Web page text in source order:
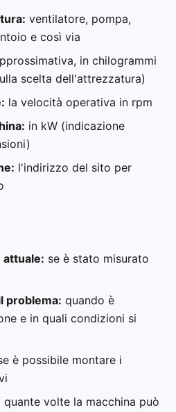
ventilatore, pompa,
e così via
in chilogrammi
scelta dell'attrezzatura)
la velocità operativa in rpm
in kW (indicazione
l'indirizzo del sito per
attuale: se è stato misurato
problema: quando è
e in quali condizioni si
è possibile montare i
quante volte la macchina può